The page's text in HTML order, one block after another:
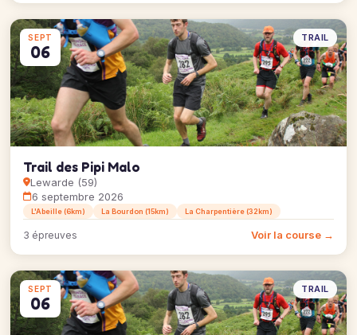
SEPT
06
TRAIL
Trail des Pipi Malo
Lewarde (59)
6 septembre 2026
L'Abeille (6km) La Bourdon (15km) La Charpentière (32km)
3 épreuves Voir la course →
SEPT
06
TRAIL